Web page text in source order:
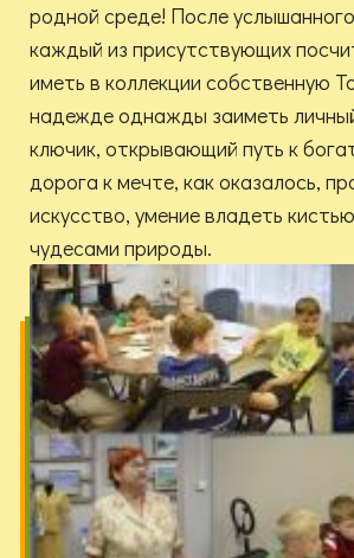
родной среде! После
каждый из присутствующих
иметь в коллекции собственную
надежде однажды заиметь
ключик, открывающий путь к
дорога к мечте, как оказалось,
искусство, умение владеть
чудесами природы.